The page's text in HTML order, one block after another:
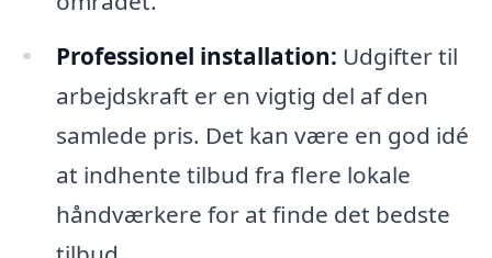
Professionel installation: Udgifter til
arbejdskraft er en vigtig del af den
samlede pris. Det kan være en god idé
at indhente tilbud fra flere lokale
håndværkere for at finde det bedste